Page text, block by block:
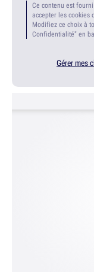
Ce contenu est
accepter les cookies
Modifiez ce choix à
Confidentialité" en
Gérer mes